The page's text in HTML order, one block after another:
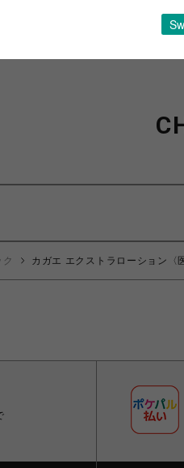
カガエ エクストラローション〈